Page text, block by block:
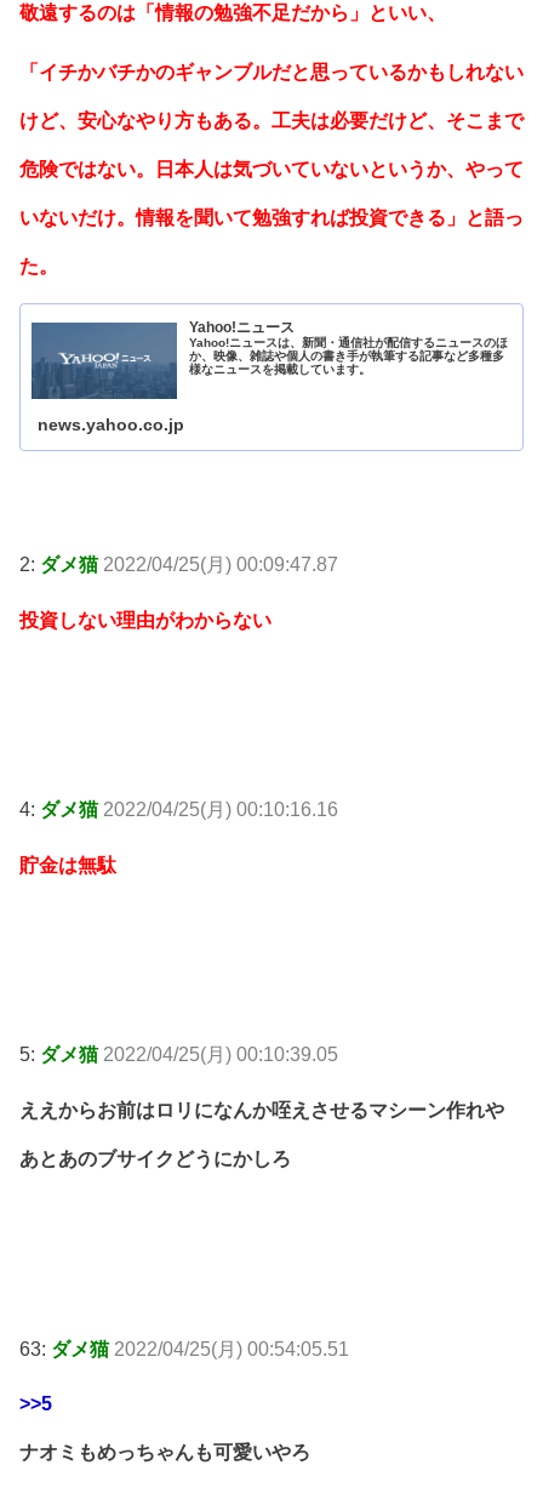
敬遠するのは「情報の勉強不足だから」といい、
「イチかバチかのギャンブルだと思っているかもしれない
けど、安心なやり方もある。工夫は必要だけど、そこまで
危険ではない。日本人は気づいていないというか、やって
いないだけ。情報を聞いて勉強すれば投資できる」と語っ
た。
Yahoo!ニュース
Yahoo!ニュースは、新聞・通信社が配信するニュースのほ
か、映像、雑誌や個人の書き手が執筆する記事など多種多
様なニュースを掲載しています。
news.yahoo.co.jp
2: ダメ猫 2022/04/25(月) 00:09:47.87
投資しない理由がわからない
4: ダメ猫 2022/04/25(月) 00:10:16.16
貯金は無駄
5: ダメ猫 2022/04/25(月) 00:10:39.05
ええからお前はロリになんか咥えさせるマシーン作れや
あとあのブサイクどうにかしろ
63: ダメ猫 2022/04/25(月) 00:54:05.51
>>5
ナオミもめっちゃんも可愛いやろ